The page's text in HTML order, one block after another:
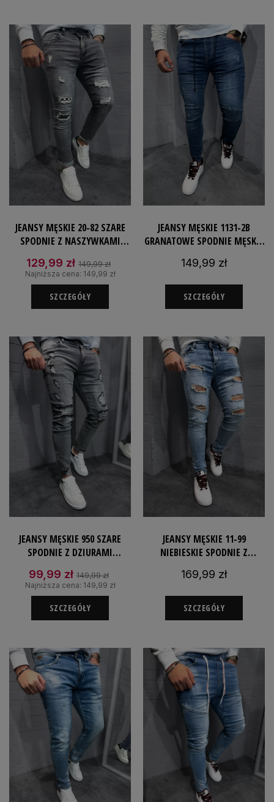
JEANSY MĘSKIE 20-82 SZARE
SPODNIE Z NASZYWKAMI
ROZCIĄGLIWE
129,99 zł 149,99 zł
Najniższa cena: 149,99 zł
SZCZEGÓŁY
JEANSY MĘSKIE 1131-2B
GRANATOWE SPODNIE MĘSKIE
JOGGERY
149,99 zł
SZCZEGÓŁY
JEANSY MĘSKIE 950 SZARE
SPODNIE Z DZIURAMI
ELASTYCZNE
99,99 zł 149,99 zł
Najniższa cena: 149,99 zł
SZCZEGÓŁY
JEANSY MĘSKIE 11-99
NIEBIESKIE SPODNIE Z
169,99 zł
SZCZEGÓŁY